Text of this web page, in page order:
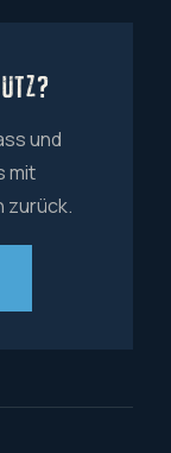
und
mit
zurück.